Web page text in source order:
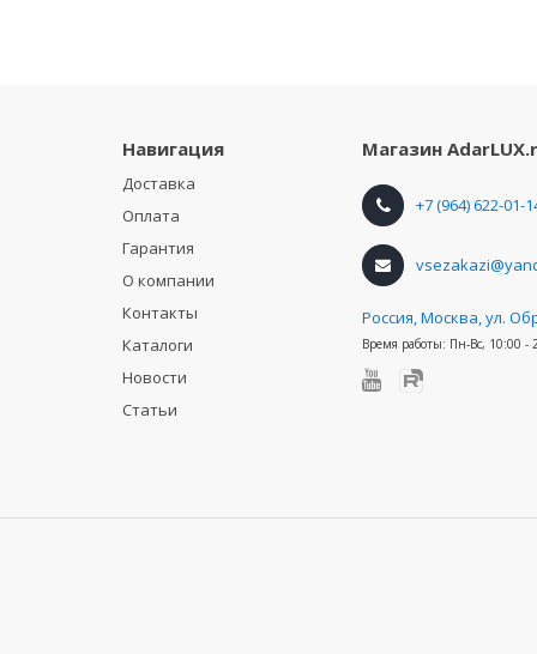
Навигация
Доставка
Оплата
Гарантия
О компании
Контакты
Каталоги
Новости
Статьи
Магазин
+7 (964) 622-01-
Россия Москва, ул.
Время работы: Пн-Вс, 10:00 -